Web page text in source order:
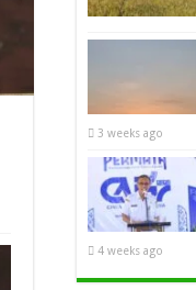
3 weeks ago
4 weeks ago